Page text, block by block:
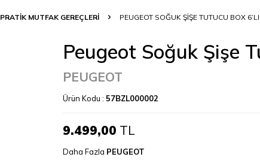
PRATIK MUTFAK GEREÇLERI PEUGEOT SOĞUK ŞIŞE TUTUCU BOX 6’LI
Peugeot Soğuk Şişe
PEUGEOT
Ürün Kodu : 57BZL000002
9.499,00 TL
Daha Fazla PEUGEOT